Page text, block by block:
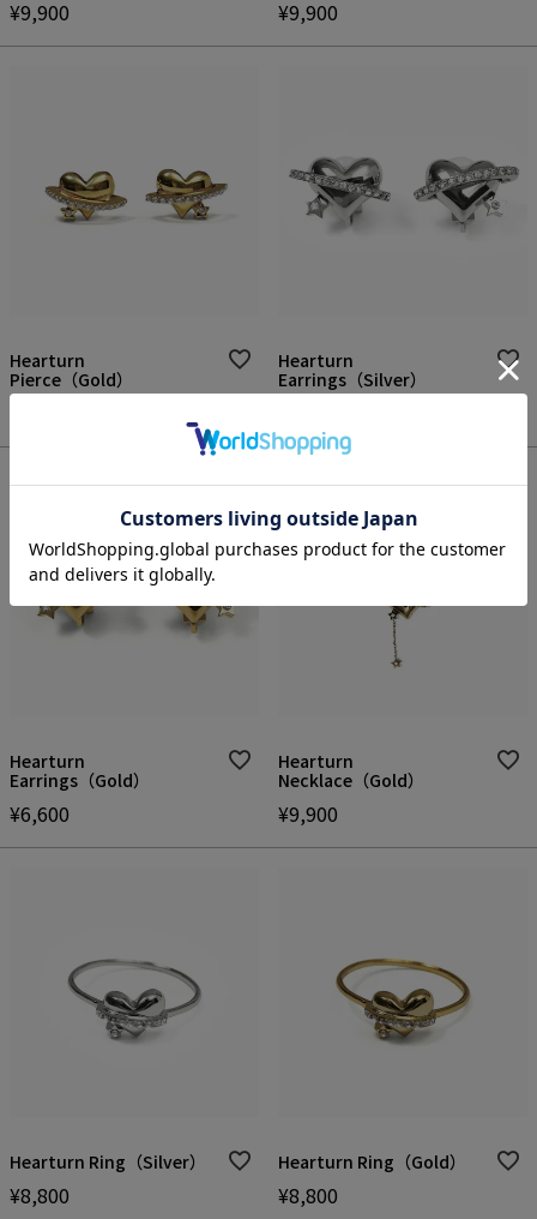
¥9,900 ¥9,900
Hearturn
Pierce（Gold）
Hearturn
Earrings（Silver）
Hearturn
Earrings（Gold）
¥6,600
Hearturn
Necklace（Gold）
¥9,900
Hearturn Ring（Silver）
¥8,800
Hearturn Ring（Gold）
¥8,800